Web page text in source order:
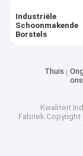
Gevallen
Industriële
Auto
Industriële
Schoonmakende
Borstels
Thuis
ons
Kwaliteit
Fabriek.Copyright